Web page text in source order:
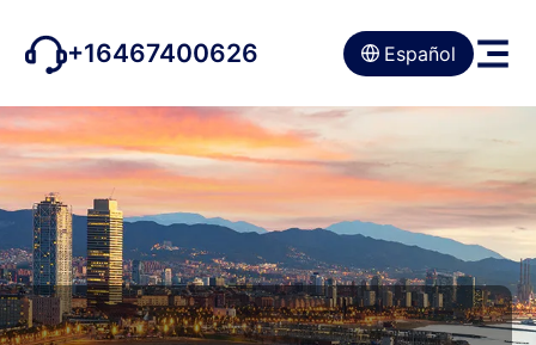
+16467400626 Español